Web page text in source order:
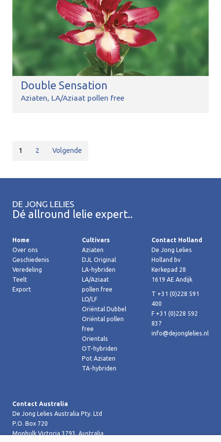
Double Sensation
Aziaten LA/Aziaat pollen free
1 2 Volgende
DE JONG LELIES
Dé allround lelie expert..
Home
Over ons
Geschiedenis
Veredeling
Teelt
Export
Cultivars
Aziaten
DJL Original
LA-hybriden
LA/Aziaat
pollen free
LO/LF
Oriëntal Dubbel
Oriëntal pollen
free
Orientals
OT-hybriden
Pot Aziaten
TA-hybriden
Contact Holland
De Jong Lelies
Holland bv
Kerkepad 28
1619 AE Andijk
T +31 (0)228 591
400
F +31 (0)228 592
837
info@dejonglelies.nl
Contact Australia
De Jong Lelies Australia Pty. Ltd
P.O. Box 720
Monbulk Victoria 3793, Australia